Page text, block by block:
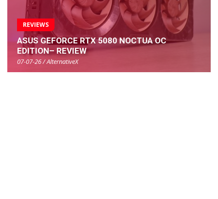
REVIEWS
ASUS GEFORCE RTX 5080 NOCTUA OC
EDITION– REVIEW
07-07-26 / AlternativeX